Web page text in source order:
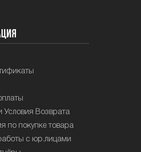
Условия Возврата
по покупке товара
с юр.лицами